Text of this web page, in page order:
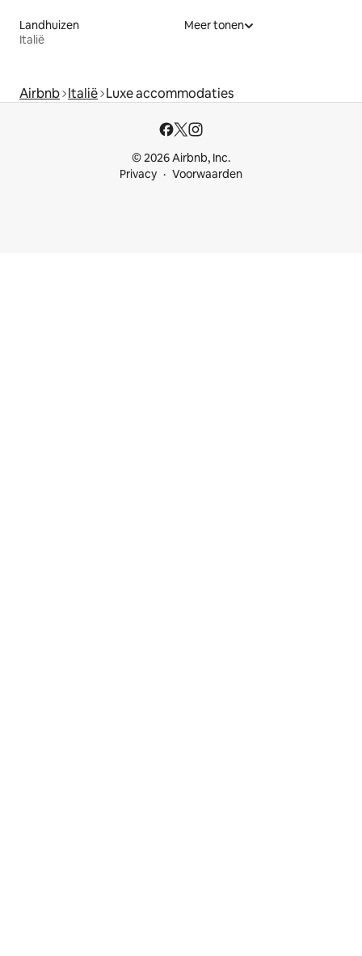
Landhuizen
Italië
Meer tonen
Airbnb Italië Luxe accommodaties
© 2026 Airbnb, Inc.
Privacy
Voorwaarden